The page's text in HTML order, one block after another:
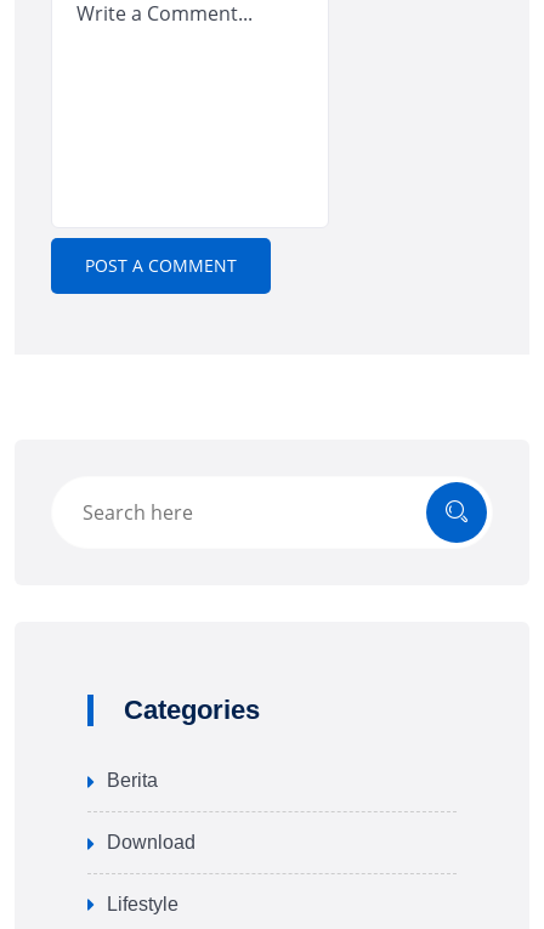
Categories
Berita
Download
Lifestyle